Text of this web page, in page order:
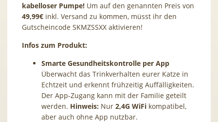
kabelloser Pumpe! Um auf den genannten Preis von
49,99€ inkl. Versand zu kommen, müsst ihr den
Gutscheincode SKMZSSXX aktivieren!
Infos zum Produkt:
Smarte Gesundheitskontrolle per App
Überwacht das Trinkverhalten eurer Katze in
Echtzeit und erkennt frühzeitig Auffälligkeiten.
Der App-Zugang kann mit der Familie geteilt
werden. Hinweis: Nur 2,4G WiFi kompatibel,
aber auch ohne App nutzbar.